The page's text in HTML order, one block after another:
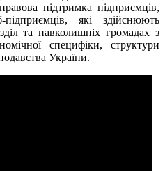
підтримка підприємців,
які здійснюють
та навколишніх громадах з
специфіки, структури
України.